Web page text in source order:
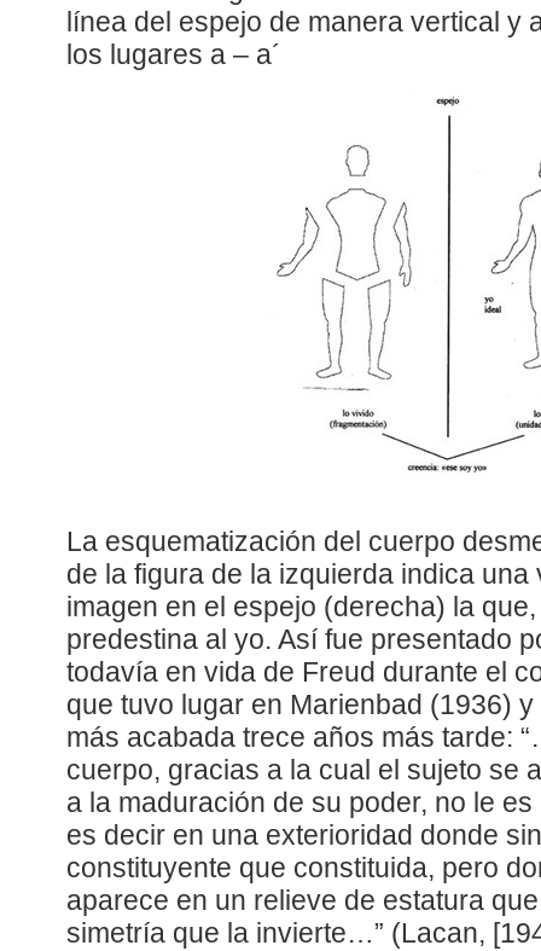
línea del espejo de manera vertical y
los lugares a – a´
La esquematización del cuerpo
de la figura de la izquierda indica una
imagen en el espejo (derecha) la
predestina al yo. Así fue presentado
todavía en vida de Freud durante el
que tuvo lugar en Marienbad (1936)
más acabada trece años más tarde:
cuerpo, gracias a la cual el sujeto se
a la maduración de su poder, no le
es decir en una exterioridad donde
constituyente que constituida, pero
aparece en un relieve de estatura
simetría que la invierte…” (Lacan,